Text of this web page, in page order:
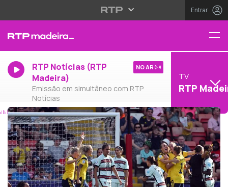
Entrar
RTP Notícias (RTP
Madeira)
Emissão em simultâneo com RTP
Notícias
NO AR
TV
RTP